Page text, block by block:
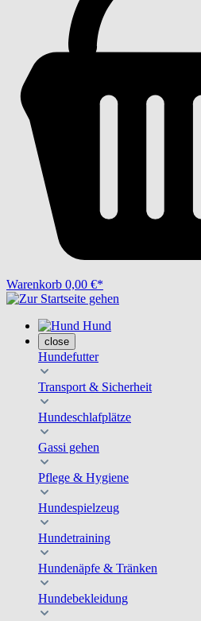
Warenkorb 0,00 €*
Hund
close
Hundefutter
Transport & Sicherheit
Hundeschlafplätze
Gassi gehen
Pflege & Hygiene
Hundespielzeug
Hundetraining
Hundenäpfe & Tränken
Hundebekleidung